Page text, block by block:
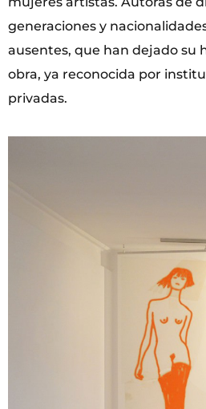
generaciones y
ausentes, que han dejado su
obra, ya reconocida por
privadas.